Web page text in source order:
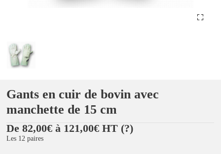
Gants en cuir de bovin avec
manchette de 15 cm
De 82,00€ à 121,00€ HT (?)
Les 12 paires